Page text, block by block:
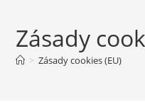
Zásady
> Zásady cookies (EU)